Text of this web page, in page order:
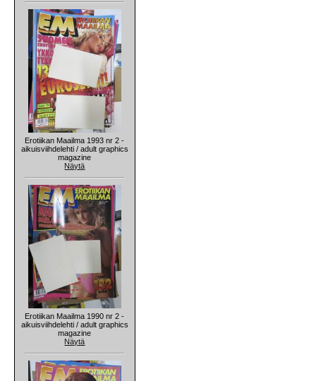
Erotiikan Maailma 1993 nr 2 -
aikuisviihdelehti / adult graphics
magazine
Näytä
Erotiikan Maailma 1990 nr 2 -
aikuisviihdelehti / adult graphics
magazine
Näytä